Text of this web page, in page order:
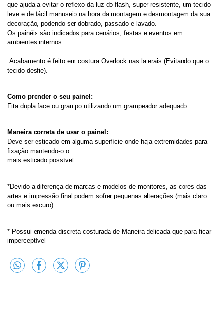
que ajuda a evitar o reflexo da luz do flash, super-resistente, um tecido
leve e de fácil manuseio na hora da montagem e desmontagem da sua
decoração, podendo ser dobrado, passado e lavado.
Os painéis são indicados para cenários, festas e eventos em
ambientes internos.
Acabamento é feito em costura Overlock nas laterais (Evitando que o
tecido desfie).
Como prender o seu painel:
Fita dupla face ou grampo utilizando um grampeador adequado.
Maneira correta de usar o painel:
Deve ser esticado em alguma superfície onde haja extremidades para
fixação mantendo-o o
mais esticado possível.
*Devido a diferença de marcas e modelos de monitores, as cores das
artes e impressão final podem sofrer pequenas alterações (mais claro
ou mais escuro)
* Possui emenda discreta costurada de Maneira delicada que para ficar
imperceptível